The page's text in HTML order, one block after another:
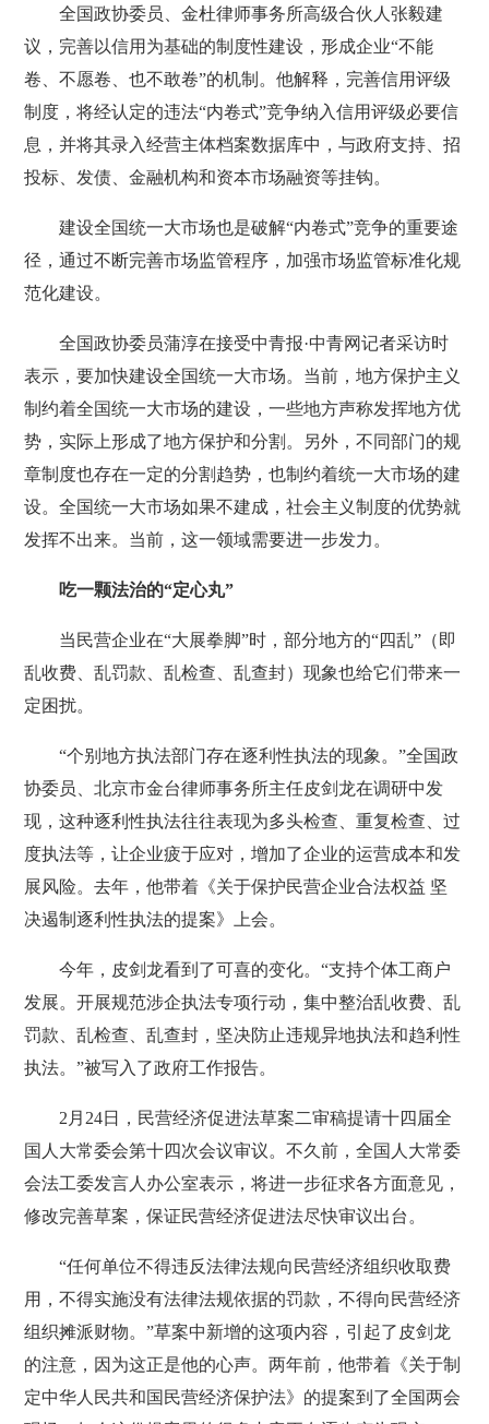
全国政协委员、金杜律师事务所高级合伙人张毅建
议，完善以信用为基础的制度性建设，形成企业“不能
卷、不愿卷、也不敢卷”的机制。他解释，完善信用评级
制度，将经认定的违法“内卷式”竞争纳入信用评级必要信
息，并将其录入经营主体档案数据库中，与政府支持、招
投标、发债、金融机构和资本市场融资等挂钩。
建设全国统一大市场也是破解“内卷式”竞争的重要途
径，通过不断完善市场监管程序，加强市场监管标准化规
范化建设。
全国政协委员蒲淳在接受中青报·中青网记者采访时
表示，要加快建设全国统一大市场。当前，地方保护主义
制约着全国统一大市场的建设，一些地方声称发挥地方优
势，实际上形成了地方保护和分割。另外，不同部门的规
章制度也存在一定的分割趋势，也制约着统一大市场的建
设。全国统一大市场如果不建成，社会主义制度的优势就
发挥不出来。当前，这一领域需要进一步发力。
吃一颗法治的“定心丸”
当民营企业在“大展拳脚”时，部分地方的“四乱”（即
乱收费、乱罚款、乱检查、乱查封）现象也给它们带来一
定困扰。
“个别地方执法部门存在逐利性执法的现象。”全国政
协委员、北京市金台律师事务所主任皮剑龙在调研中发
现，这种逐利性执法往往表现为多头检查、重复检查、过
度执法等，让企业疲于应对，增加了企业的运营成本和发
展风险。去年，他带着《关于保护民营企业合法权益 坚
决遏制逐利性执法的提案》上会。
今年，皮剑龙看到了可喜的变化。“支持个体工商户
发展。开展规范涉企执法专项行动，集中整治乱收费、乱
罚款、乱检查、乱查封，坚决防止违规异地执法和趋利性
执法。”被写入了政府工作报告。
2月24日，民营经济促进法草案二审稿提请十四届全
国人大常委会第十四次会议审议。不久前，全国人大常委
会法工委发言人办公室表示，将进一步征求各方面意见，
修改完善草案，保证民营经济促进法尽快审议出台。
“任何单位不得违反法律法规向民营经济组织收取费
用，不得实施没有法律法规依据的罚款，不得向民营经济
组织摊派财物。”草案中新增的这项内容，引起了皮剑龙
的注意，因为这正是他的心声。两年前，他带着《关于制
定中华人民共和国民营经济保护法》的提案到了全国两会